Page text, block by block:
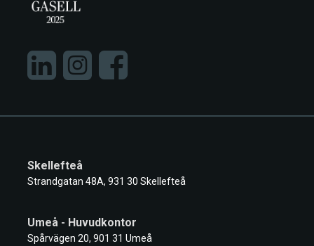
Skellefteå
Strandgatan 48A, 931 30 Skellefteå
Umeå - Huvudkontor
Spårvägen 20, 901 31 Umeå